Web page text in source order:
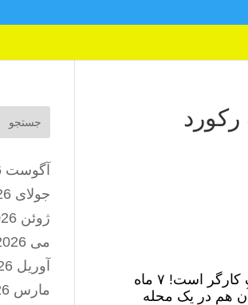
قیمت هر متر مسکن در تهران، بیش از ۷ برابر حداقل دستمزد یک کارگر است! ۷ ماه
هم در یک محله
جستجو
آگوست 2026
جولای 2026
ژوئن 2026
می 2026
آوریل 2026
مارس 2026